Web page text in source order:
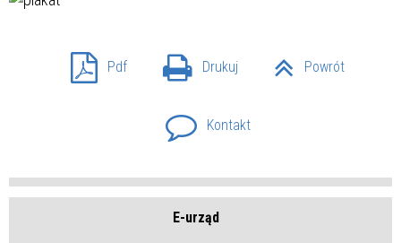
Pdf Drukuj Powrót
Kontakt
E-urząd